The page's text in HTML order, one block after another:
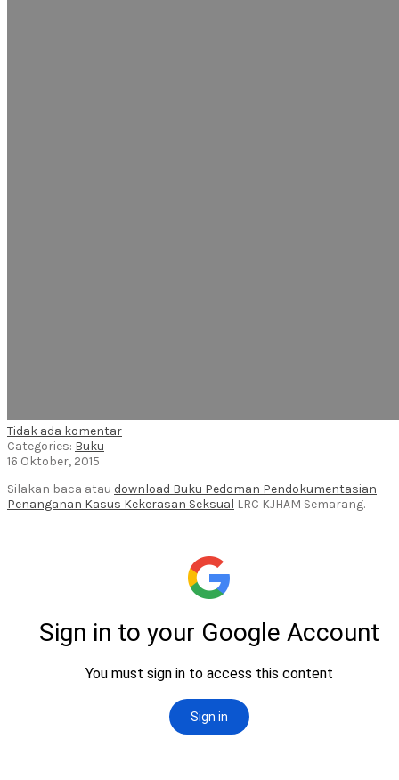
Tidak ada komentar
Categories: Buku
16 Oktober, 2015
Silakan baca atau download Buku Pedoman Pendokumentasian
Penanganan Kasus Kekerasan Seksual LRC KJHAM Semarang.